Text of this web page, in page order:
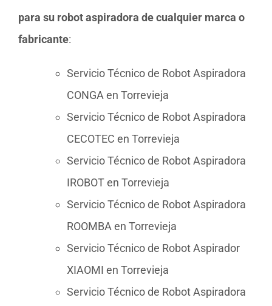
para su robot aspiradora de cualquier marca o
fabricante:
Servicio Técnico de Robot Aspiradora
CONGA en Torrevieja
Servicio Técnico de Robot Aspiradora
CECOTEC en Torrevieja
Servicio Técnico de Robot Aspiradora
IROBOT en Torrevieja
Servicio Técnico de Robot Aspiradora
ROOMBA en Torrevieja
Servicio Técnico de Robot Aspirador
XIAOMI en Torrevieja
Servicio Técnico de Robot Aspiradora